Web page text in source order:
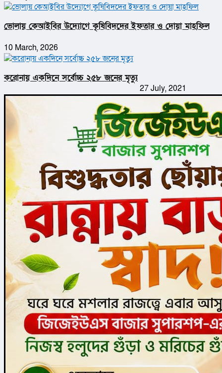
ভোলায় কেআইবির উদ্যোগে কৃষিবিদদের ইফতার ও দোয়া মাহফিল
10 March, 2026
করোনায় একদিনে সর্বোচ্চ ২৫৮ জনের মৃত্যু
27 July, 2021